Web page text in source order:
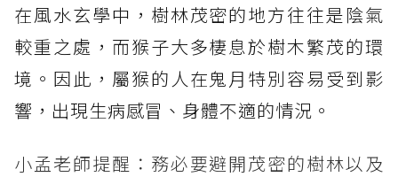
在風水玄學中，樹林茂密的地方往往是陰氣
較重之處，而猴子大多棲息於樹木繁茂的環
境。因此，屬猴的人在鬼月特別容易受到影
響，出現生病感冒、身體不適的情況。
小孟老師提醒：務必要避開茂密的樹林以及